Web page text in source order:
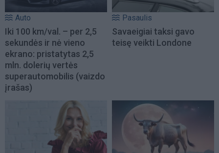
Auto
Iki 100 km/val. – per 2,5
sekundės ir nė vieno
ekrano: pristatytas 2,5
mln. dolerių vertės
superautomobilis (vaizdo
įrašas)
Pasaulis
Savaeigiai taksi gavo
teisę veikti Londone